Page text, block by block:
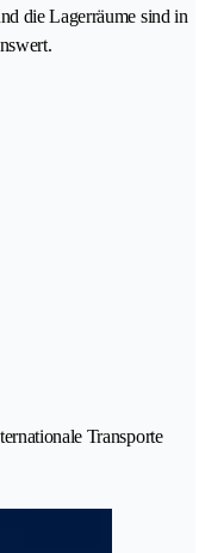
die Lagerräume sind in
Transporte